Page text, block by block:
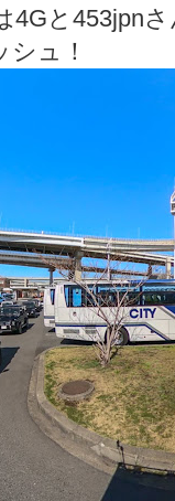
4Gと453jpn
ュ！